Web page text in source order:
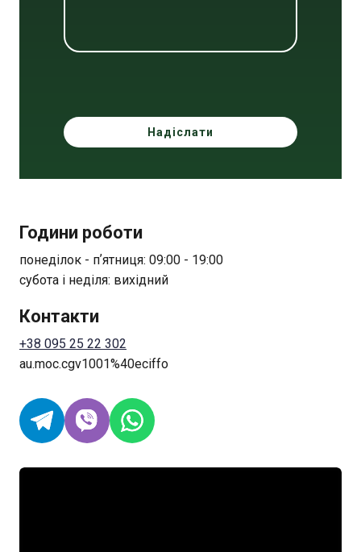
Надіслати
Години роботи
понеділок - пʼятниця: 09:00 - 19:00
субота і неділя: вихідний
Контакти
+38 095 25 22 302
au.moc.cgv1001%40eciffo